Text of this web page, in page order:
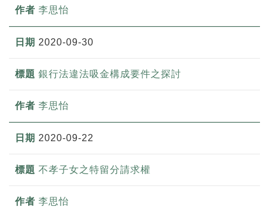
李思怡
2020-09-30
銀行法違法吸金構成要件之探討
李思怡
2020-09-22
不孝子女之特留分請求權
李思怡